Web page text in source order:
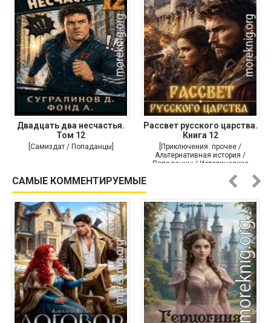
Двадцать два несчастья.
Том 12
[Самиздат / Попаданцы]
Рассвет русского царства.
Книга 12
[Приключения: прочее /
Альтернативная история /
Попаданцы / Исторические
САМЫЕ КОММЕНТИРУЕМЫЕ